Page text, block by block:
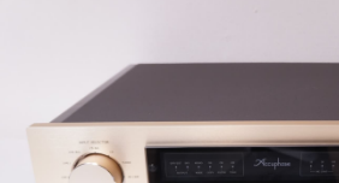
プリメインアンプ
プリアンプ
パワーアンプ